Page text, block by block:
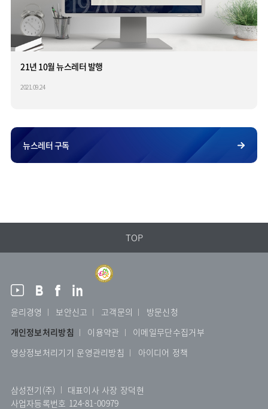
21년 10월 뉴스레터 발행
2021.09.24
뉴스레터 구독
TOP
윤리경영 보안신고 고객문의
방문신청
개인정보처리방침
이용약관
이메일무단수집거부
영상정보처리기기 운영관리방침
아이디어 정책
삼성전기(주)
대표이사 사장 장덕현
사업자등록번호 124-81-00979